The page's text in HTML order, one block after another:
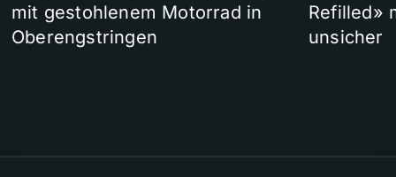
mit gestohlenem Motorrad in
Oberengstringen
Refilled»
unsicher